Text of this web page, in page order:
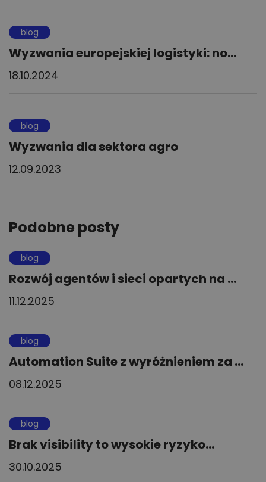
blog
Wyzwania europejskiej logistyki: no...
18.10.2024
blog
Wyzwania dla sektora agro
12.09.2023
Podobne posty
blog
Rozwój agentów i sieci opartych na ...
11.12.2025
blog
Automation Suite z wyróżnieniem za ...
08.12.2025
blog
Brak visibility to wysokie ryzyko...
30.10.2025